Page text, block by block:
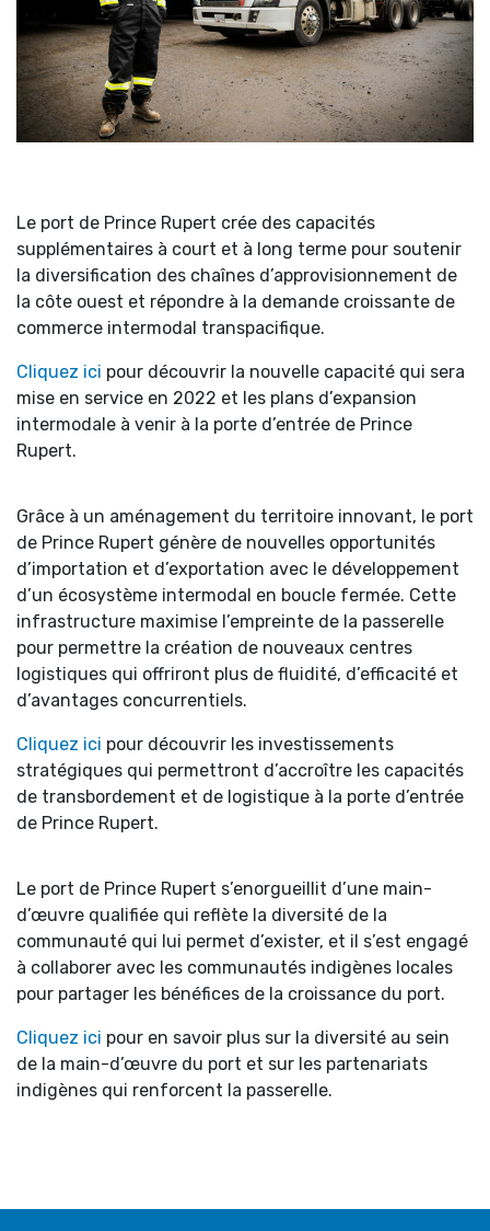
Le port de Prince Rupert crée des capacités
supplémentaires à court et à long terme pour soutenir
la diversification des chaînes d’approvisionnement de
la côte ouest et répondre à la demande croissante de
commerce intermodal transpacifique.
Cliquez ici pour découvrir la nouvelle capacité qui sera
mise en service en 2022 et les plans d’expansion
intermodale à venir à la porte d’entrée de Prince
Rupert.
Grâce à un aménagement du territoire innovant, le port
de Prince Rupert génère de nouvelles opportunités
d’importation et d’exportation avec le développement
d’un écosystème intermodal en boucle fermée. Cette
infrastructure maximise l’empreinte de la passerelle
pour permettre la création de nouveaux centres
logistiques qui offriront plus de fluidité, d’efficacité et
d’avantages concurrentiels.
Cliquez ici pour découvrir les investissements
stratégiques qui permettront d’accroître les capacités
de transbordement et de logistique à la porte d’entrée
de Prince Rupert.
Le port de Prince Rupert s’enorgueillit d’une main-
d’œuvre qualifiée qui reflète la diversité de la
communauté qui lui permet d’exister, et il s’est engagé
à collaborer avec les communautés indigènes locales
pour partager les bénéfices de la croissance du port.
Cliquez ici pour en savoir plus sur la diversité au sein
de la main-d’œuvre du port et sur les partenariats
indigènes qui renforcent la passerelle.